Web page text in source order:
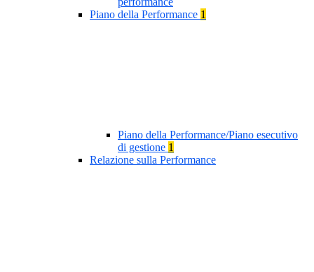
Piano della Performance 1
Piano della Performance/Piano esecutivo
di gestione 1
Relazione sulla Performance